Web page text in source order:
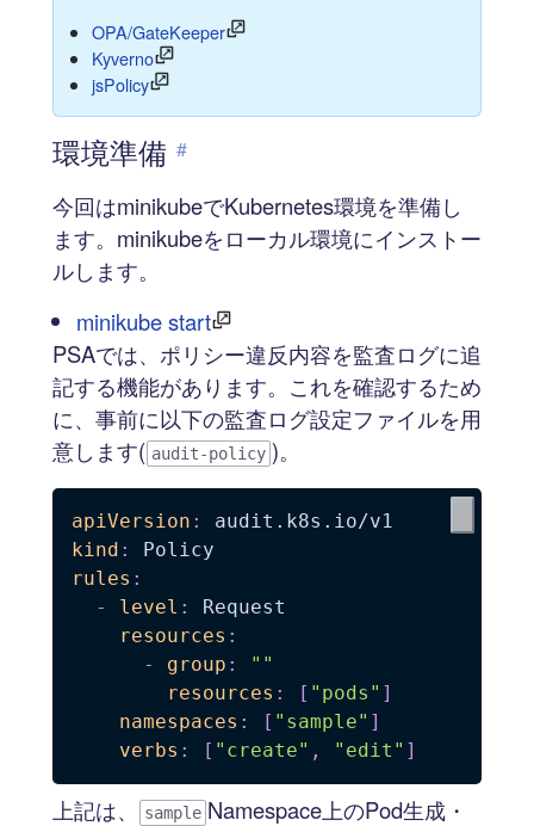
OPA/GateKeeper
Kyverno
jsPolicy
環境準備 #
今回はminikubeでKubernetes環境を準備し
ます。minikubeをローカル環境にインストー
ルします。
minikube start
PSAでは、ポリシー違反内容を監査ログに追
記する機能があります。これを確認するため
に、事前に以下の監査ログ設定ファイルを用
意します( audit-policy )。
apiVersion :
kind :
rules :
-
level :
Request
resources :
-
group :
""
resources : [ "pods" ]
namespaces : [ "sample" ]
verbs : [ "create" , "edit" ]
上記は、 sample Namespace上のPod生成・